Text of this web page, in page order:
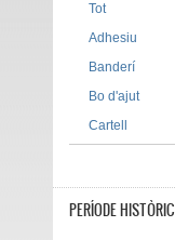
Tot
Adhesiu
Banderí
Bo d'ajut
Cartell
PERÍODE HISTÒRIC